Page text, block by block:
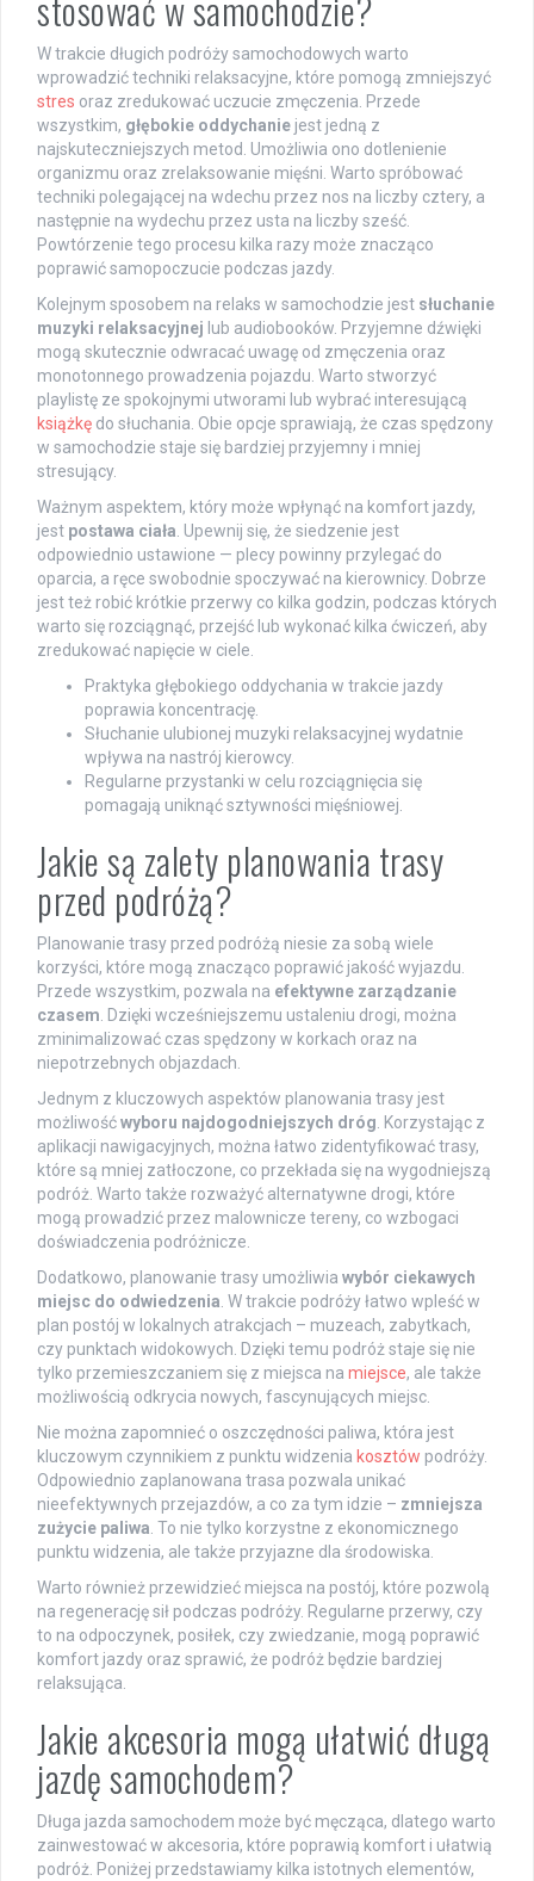
W trakcie długich podróży samochodowych warto
wprowadzić techniki relaksacyjne, które pomogą zmniejszyć
stres oraz zredukować uczucie zmęczenia. Przede
wszystkim, głębokie oddychanie jest jedną z
najskuteczniejszych metod. Umożliwia ono dotlenienie
organizmu oraz zrelaksowanie mięśni. Warto spróbować
techniki polegającej na wdechu przez nos na liczby cztery, a
następnie na wydechu przez usta na liczby sześć.
Powtórzenie tego procesu kilka razy może znacząco
poprawić samopoczucie podczas jazdy.
Kolejnym sposobem na relaks w samochodzie jest słuchanie
muzyki relaksacyjnej lub audiobooków. Przyjemne dźwięki
mogą skutecznie odwracać uwagę od zmęczenia oraz
monotonnego prowadzenia pojazdu. Warto stworzyć
playlistę ze spokojnymi utworami lub wybrać interesującą
książkę do słuchania. Obie opcje sprawiają, że czas spędzony
w samochodzie staje się bardziej przyjemny i mniej
stresujący.
Ważnym aspektem, który może wpłynąć na komfort jazdy,
jest postawa ciała . Upewnij się, że siedzenie jest
odpowiednio ustawione — plecy powinny przylegać do
oparcia, a ręce swobodnie spoczywać na kierownicy. Dobrze
jest też robić krótkie przerwy co kilka godzin, podczas których
warto się rozciągnąć, przejść lub wykonać kilka ćwiczeń, aby
zredukować napięcie w ciele.
Praktyka głębokiego oddychania w trakcie jazdy
poprawia koncentrację.
Słuchanie ulubionej muzyki relaksacyjnej wydatnie
wpływa na nastrój kierowcy.
Regularne przystanki w celu rozciągnięcia się
pomagają uniknąć sztywności mięśniowej.
Jakie są zalety planowania trasy
przed podróżą?
Planowanie trasy przed podróżą niesie za sobą wiele
korzyści, które mogą znacząco poprawić jakość wyjazdu.
Przede wszystkim, pozwala na efektywne zarządzanie
czasem . Dzięki wcześniejszemu ustaleniu drogi, można
zminimalizować czas spędzony w korkach oraz na
niepotrzebnych objazdach.
Jednym z kluczowych aspektów planowania trasy jest
możliwośćwyboru najdogodniejszych dróg . Korzystając z
aplikacji nawigacyjnych, można łatwo zidentyfikować trasy,
które są mniej zatłoczone, co przekłada się na wygodniejszą
podróż. Warto także rozważyć alternatywne drogi, które
mogą prowadzić przez malownicze tereny, co wzbogaci
doświadczenia podróżnicze.
Dodatkowo, planowanie trasy umożliwia wybór ciekawych
miejsc do odwiedzenia . W trakcie podróży łatwo wpleść w
plan postój w lokalnych atrakcjach – muzeach, zabytkach,
czy punktach widokowych. Dzięki temu podróż staje się nie
tylko przemieszczaniem się z miejsca na miejsce, ale także
możliwością odkrycia nowych, fascynujących miejsc.
Nie można zapomnieć o oszczędności paliwa, która jest
kluczowym czynnikiem z punktu widzenia kosztów podróży.
Odpowiednio zaplanowana trasa pozwala unikać
nieefektywnych przejazdów, a co za tym idzie – zmniejsza
zużycie paliwa . To nie tylko korzystne z ekonomicznego
punktu widzenia, ale także przyjazne dla środowiska.
Warto również przewidzieć miejsca na postój, które pozwolą
na regenerację sił podczas podróży. Regularne przerwy, czy
to na odpoczynek, posiłek, czy zwiedzanie, mogą poprawić
komfort jazdy oraz sprawić, że podróż będzie bardziej
relaksująca.
Jakie akcesoria mogą ułatwić długą
jazdę samochodem?
Długa jazda samochodem może być męcząca, dlatego warto
zainwestować w akcesoria, które poprawią komfort i ułatwią
podróż. Poniżej przedstawiamy kilka istotnych elementów,